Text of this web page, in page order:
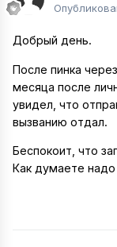
Добрый день.
После пинка
месяца после
увидел, что
вызванию отдал.
Беспокоит, что
Как думаете надо